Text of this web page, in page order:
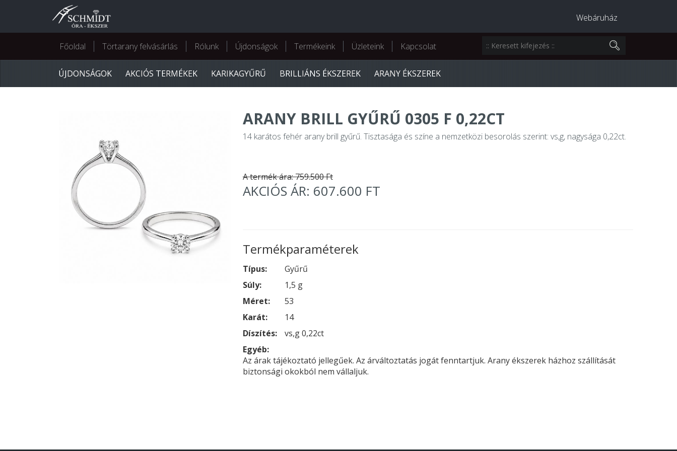
Webáruház
Főoldal Törtarany felvásárlás Rólunk Újdonságok Termékeink Üzleteink Kapcsolat
ÚJDONSÁGOK AKCIÓS TERMÉKEK KARIKAGYŰRŰ BRILLIÁNS ÉKSZEREK ARANY ÉKSZEREK
ARANY BRILL GYŰRŰ 0305 F 0,22CT
14 karátos fehér arany brill gyűrű. Tisztasága és színe a nemzetközi besorolás szerint: vs,g, nagysága 0,22ct.
A termék ára: 759.500 Ft
AKCIÓS ÁR: 607.600 FT
Termékparaméterek
Típus:
Gyűrű
Súly:
1,5 g
Méret:
53
Karát:
14
Díszítés:
vs,g 0,22ct
Egyéb:
Az árak tájékoztató jellegűek. Az árváltoztatás jogát fenntartjuk. Arany ékszerek házhoz szállítását
biztonsági okokból nem vállaljuk.